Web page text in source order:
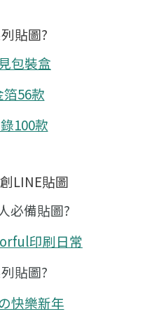
貼圖?
包裝盒
56款
100款
LINE貼圖
必備貼圖?
印刷日常
貼圖?
快樂新年